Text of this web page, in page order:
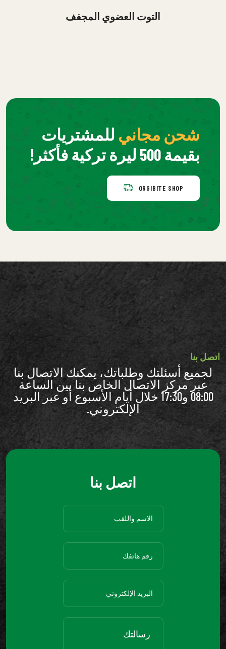
التوت العضوي المجفف
شحن مجاني للمشتريات
بقيمة 500 ليرة تركية فأكثر!
ORGIBITE SHOP
اتصل بنا
لجميع أسئلتك وطلباتك، يمكنك الاتصال بنا
عبر مركز الاتصال الخاص بنا بين الساعة
08:00 و17:30 خلال أيام الأسبوع أو عبر البريد
الإلكتروني.
اتصل بنا